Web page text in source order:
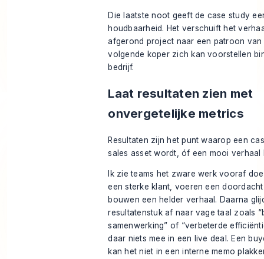
Die laatste noot geeft de case study
houdbaarheid. Het verschuift het
afgerond project naar een patroon van
volgende koper zich kan voorstellen
bedrijf.
Laat resultaten zien met
onvergetelijke metrics
Resultaten zijn het punt waarop een
sales asset wordt, óf een mooi verhaal
Ik zie teams het zware werk vooraf
een sterke klant, voeren een
bouwen een helder verhaal. Daarna
resultatenstuk af naar vage taal zoals
samenwerking” of “verbeterde
daar niets mee in een live deal. Een
kan het niet in een interne memo